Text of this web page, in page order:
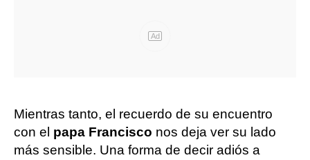
Ad
Mientras tanto, el recuerdo de su encuentro
con el papa Francisco nos deja ver su lado
más sensible. Una forma de decir adiós a